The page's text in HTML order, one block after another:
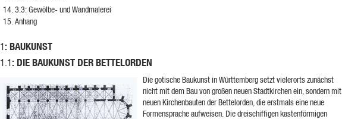
3.3: Gewölbe- und Wandmalerei
Anhang
1: BAUKUNST
1.1: DIE BAUKUNST DER BETTELORDEN
Die gotische Baukunst in Württemberg setzt vielerorts zunächst
nicht mit dem Bau von großen neuen Stadtkirchen ein, sondern mit
neuen Kirchenbauten der Bettelorden, die erstmals eine neue
Formensprache aufweisen. Die dreischiffigen kastenförmigen